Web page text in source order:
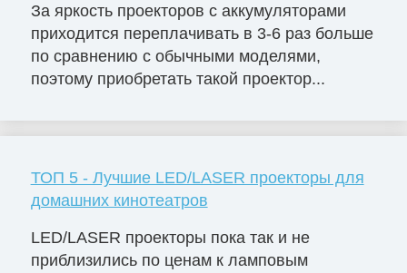
За яркость проекторов с аккумуляторами
приходится переплачивать в 3-6 раз больше
по сравнению с обычными моделями,
поэтому приобретать такой проектор...
ТОП 5 - Лучшие LED/LASER проекторы для
домашних кинотеатров
LED/LASER проекторы пока так и не
приблизились по ценам к ламповым